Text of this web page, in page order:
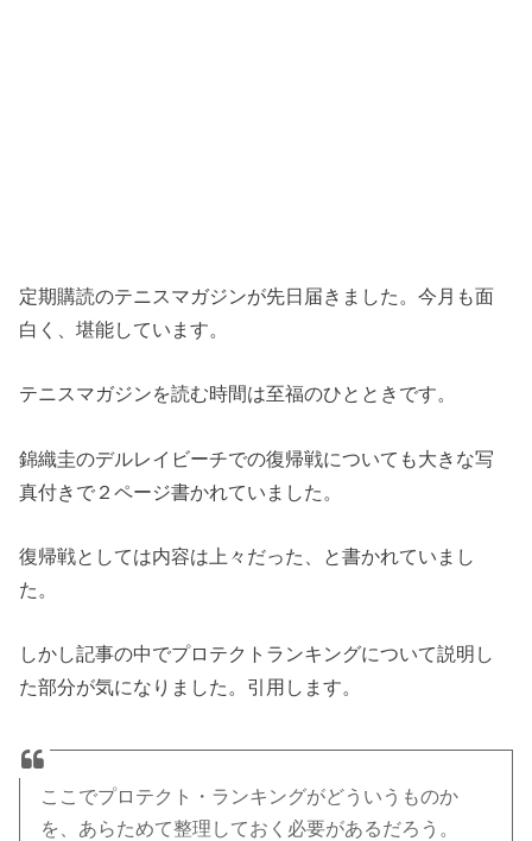
定期購読のテニスマガジンが先日届きました。今月も面
白く、堪能しています。
テニスマガジンを読む時間は至福のひとときです。
錦織圭のデルレイビーチでの復帰戦についても大きな写
真付きで２ページ書かれていました。
復帰戦としては内容は上々だった、と書かれていまし
た。
しかし記事の中でプロテクトランキングについて説明し
た部分が気になりました。引用します。
ここでプロテクト・ランキングがどういうものか
を、あらためて整理しておく必要があるだろう。